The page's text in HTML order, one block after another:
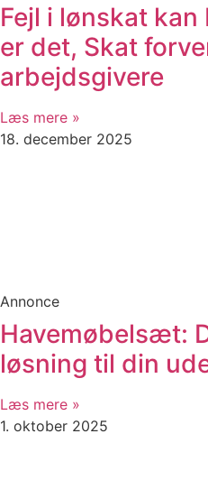
Fejl i lønskat
er det, Skat
arbejdsgivere
Læs mere »
18. december 2025
Annonce
Havemøbelsæt:
løsning til din
Læs mere »
1. oktober 2025